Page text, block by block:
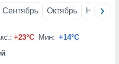
Сентябрь Октябрь Ноябрь
+23°C Мин: +14°C